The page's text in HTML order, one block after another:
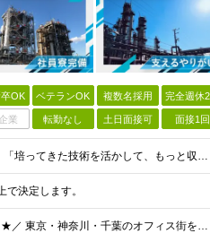
OK ベテランOK 複数名採用 完全週休
業 転勤なし 土日面接可 面接1回
【年齢不問！プラント関連の経験があれば大歓迎！★】 「培ってきた技術を活かして、もっと収入や環境を上げたい！」 「安定したインフラ業界で、もう一度エンジニアとして大きく成長したい！」 …そんな熱い意欲
決定します。
＼勤務エリア多数！初期費用＆生活費の負担もほぼゼロ★／ 東京・神奈川・千葉のオフィス街をはじめ、 関東を中心とした全国のプラント工場や太平洋ベルト地帯が舞台！ 実は……【全体の約9割が関東エリア】の